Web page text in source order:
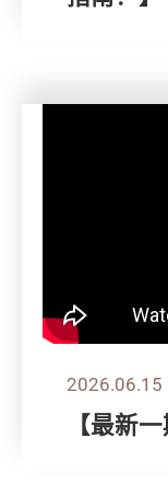
2026.06.15
【最新